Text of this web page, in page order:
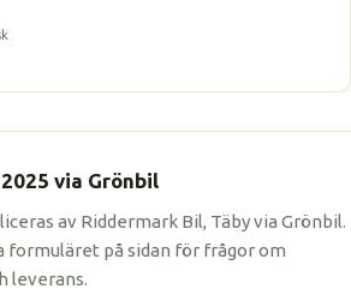
via Grönbil
av Riddermark Bil, Täby via Grönbil.
formuläret på sidan för frågor om
leverans.